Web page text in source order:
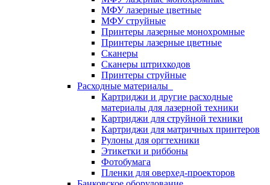
МФУ лазерные цветные
МФУ струйные
Принтеры лазерные монохромные
Принтеры лазерные цветные
Сканеры
Сканеры штрихкодов
Принтеры струйные
Расходные материалы
Картриджи и другие расходные
материалы для лазерной техники
Картриджи для струйной техники
Картриджи для матричных принтеров
Рулоны для оргтехники
Этикетки и риббоны
Фотобумага
Пленки для оверхед-проекторов